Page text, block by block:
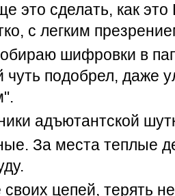
это сделать, как
с легким
шифровки в
чуть подобрел, даже
адъютантской
За места теплые
цепей, терять